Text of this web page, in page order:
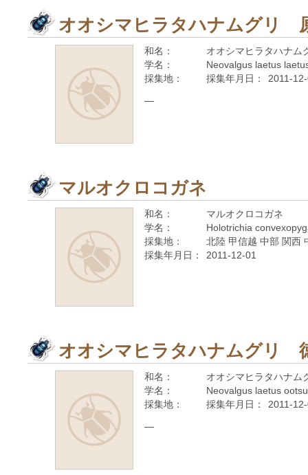
オオシマヒラタハナムグリ
和名：
オオシマヒラタハナ
学名：
Neovalgus laetus
採集地：
採集年月日： 2011-
—
マルオクロコガネ
和名：
マルオクロコガネ
学名：
Holotrichia
採集地：
北陸 甲信越 中部 関西
採集年月日：
2011-12-01
オオシマヒラタハナムグリ
和名：
オオシマヒラタハナ
学名：
Neovalgus laetus
採集地：
採集年月日： 2011-
—